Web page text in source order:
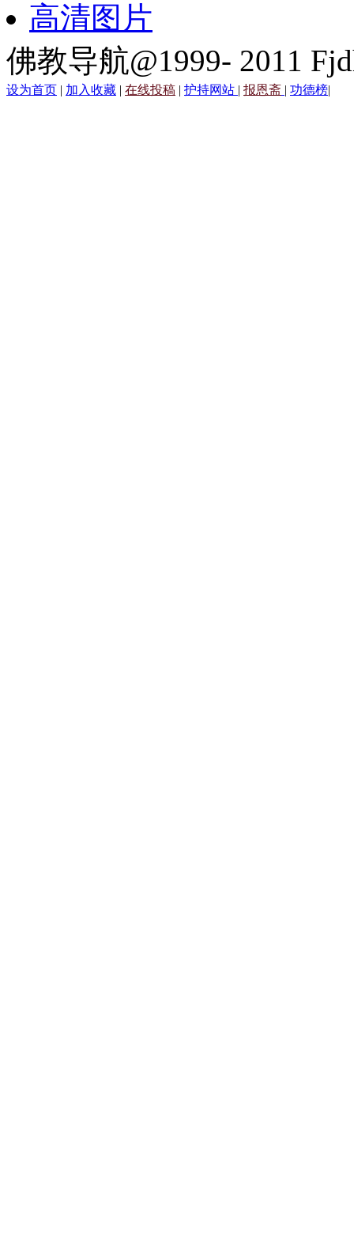
高清图片
佛教导航@1999- 2011
设为首页 | 加入收藏 | 在线投稿 | 护持网站 | 报恩斋 | 功德榜|